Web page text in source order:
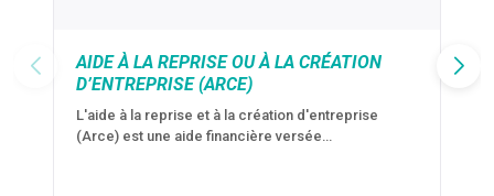
AIDE À LA REPRISE OU À LA CRÉATION
D’ENTREPRISE (ARCE)
L'aide à la reprise et à la création d'entreprise
(Arce) est une aide financière versée…